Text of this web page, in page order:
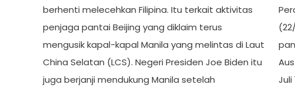
berhenti melecehkan Filipina. Itu terkait aktivitas
penjaga pantai Beijing yang diklaim terus
mengusik kapal-kapal Manila yang melintas di Laut
China Selatan (LCS). Negeri Presiden Joe Biden itu
juga berjanji mendukung Manila setelah